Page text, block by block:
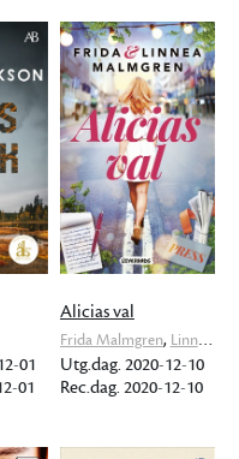
01
01
Alicias val
Frida Malmgren, Linnea Malmgren
Utg.dag. 2020-12-10
Rec.dag. 2020-12-10